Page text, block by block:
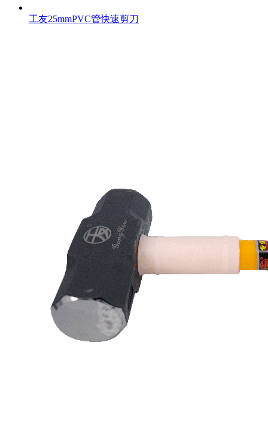
工友25mmPVC管快速剪刀